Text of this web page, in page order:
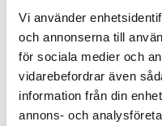
Vi använder
och annonserna till
för sociala medier och
vidarebefordrar även
information från din
annons- och
23 700,00KR